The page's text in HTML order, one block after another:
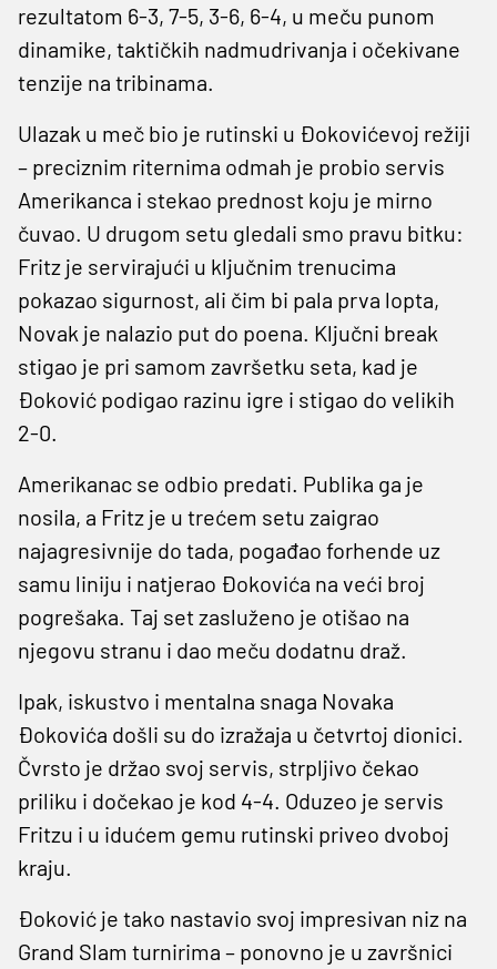
rezultatom 6-3, 7-5, 3-6, 6-4, u meču punom
dinamike, taktičkih nadmudrivanja i očekivane
tenzije na tribinama.
Ulazak u meč bio je rutinski u Đokovićevoj režiji
– preciznim riternima odmah je probio servis
Amerikanca i stekao prednost koju je mirno
čuvao. U drugom setu gledali smo pravu bitku:
Fritz je servirajući u ključnim trenucima
pokazao sigurnost, ali čim bi pala prva lopta,
Novak je nalazio put do poena. Ključni break
stigao je pri samom završetku seta, kad je
Đoković podigao razinu igre i stigao do velikih
2-0.
Amerikanac se odbio predati. Publika ga je
nosila, a Fritz je u trećem setu zaigrao
najagresivnije do tada, pogađao forhende uz
samu liniju i natjerao Đokovića na veći broj
pogrešaka. Taj set zasluženo je otišao na
njegovu stranu i dao meču dodatnu draž.
Ipak, iskustvo i mentalna snaga Novaka
Đokovića došli su do izražaja u četvrtoj dionici.
Čvrsto je držao svoj servis, strpljivo čekao
priliku i dočekao je kod 4-4. Oduzeo je servis
Fritzu i u idućem gemu rutinski priveo dvoboj
kraju.
Đoković je tako nastavio svoj impresivan niz na
Grand Slam turnirima – ponovno je u završnici